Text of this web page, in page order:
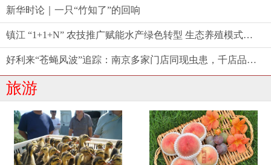
新华时论｜一只“竹知了”的回响
镇江 “1+1+N” 农技推广赋能水产绿色转型 生态养殖模式助农提质增效
好利来“苍蝇风波”追踪：南京多家门店同现虫患，千店品牌品控标准遭质疑
旅游